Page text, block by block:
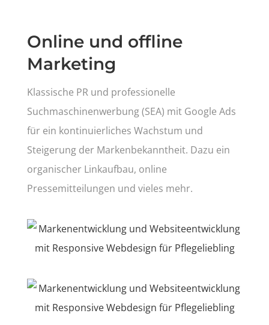
Online und offline
Marketing
Klassische PR und professionelle
Suchmaschinenwerbung (SEA) mit Google Ads
für ein kontinuierliches Wachstum und
Steigerung der Markenbekanntheit. Dazu ein
organischer Linkaufbau, online
Pressemitteilungen und vieles mehr.